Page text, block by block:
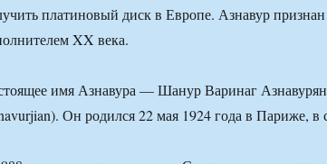
платиновый диск в Европе. Азнавур
XX века.
имя Азнавура — Шанур Варинаг Азнавурян
Он родился 22 мая 1924 года в Париже,